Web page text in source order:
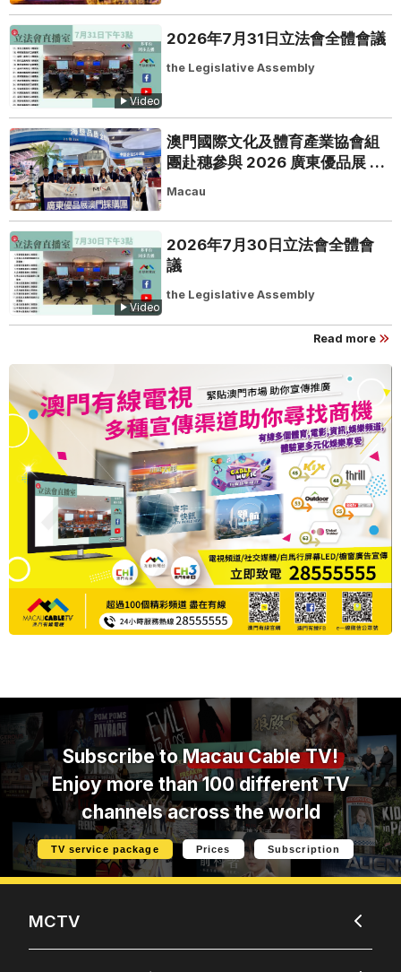
Video
2026年7月31日立法會全體會議
the Legislative Assembly
澳門國際文化及體育產業協會組
團赴穗參與 2026 廣東優品展 搭
建粵澳聯動橋樑助推粵品走向葡
Macau
Video
2026年7月30日立法會全體會
議
the Legislative Assembly
Read more
Subscribe toMacau Cable TV!
Enjoy more than 100 different TV
channels across the world
TV service package Prices Subscription
MCTV